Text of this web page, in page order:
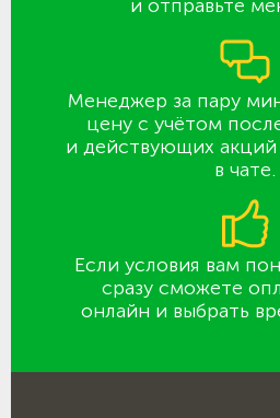
и отправьте
Менеджер за пару
цену с учётом
и действующих
в чате.
Если условия вам
сразу сможете
онлайн и выбрать